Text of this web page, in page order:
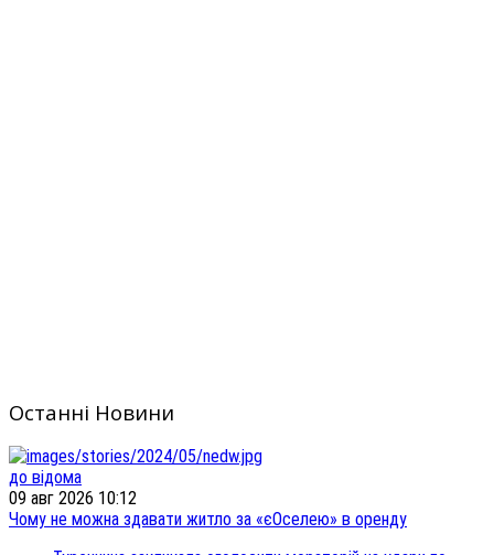
Останні Новини
до відома
09 авг 2026 10:12
Чому не можна здавати житло за «єОселею» в оренду